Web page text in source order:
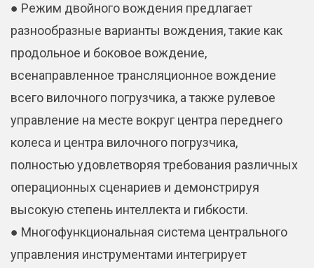
● Режим двойного вождения предлагает
разнообразные варианты вождения, такие как
продольное и боковое вождение,
всенаправленное трансляционное вождение
всего вилочного погрузчика, а также рулевое
управление на месте вокруг центра переднего
колеса и центра вилочного погрузчика,
полностью удовлетворяя требования различных
операционных сценариев и демонстрируя
высокую степень интеллекта и гибкости.
● Многофункциональная система центрального
управления инструментами интегрирует